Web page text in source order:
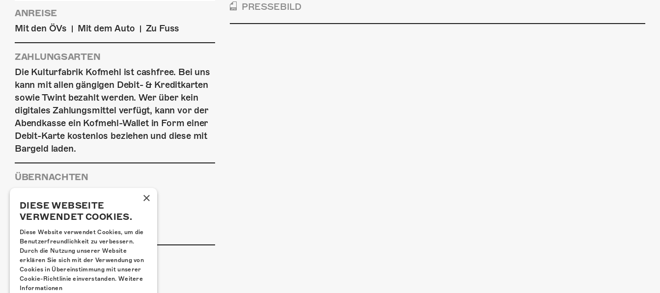
PRESSEBILD
ANREISE
Mit den ÖVs
Mit dem Auto Zu Fuss
ZAHLUNGSARTEN
Die Kulturfabrik Kofmehl ist cashfree. Bei uns
kann mit allen gängigen Debit- & Kreditkarten
sowie Twint bezahlt werden. Wer über kein
digitales Zahlungsmittel verfügt, kann vor der
Abendkasse ein Kofmehl-Wallet in Form einer
Debit-Karte kostenlos beziehen und diese mit
Bargeld laden.
ÜBERNACHTEN
Hotel Kreuz Solothurn
H4 Hotel
Weitere Unterkünfte
ESSENSTIPPS
Pier 11
Restaurant Kreuz
×
DIESE WEBSEITE
VERWENDET COOKIES.
Diese Website verwendet Cookies, um die
Benutzerfreundlichkeit zu verbessern.
Durch die Nutzung unserer Website
erklären Sie sich mit der Verwendung von
Cookies in Übereinstimmung mit unserer
Cookie-Richtlinie einverstanden. Weitere
Informationen